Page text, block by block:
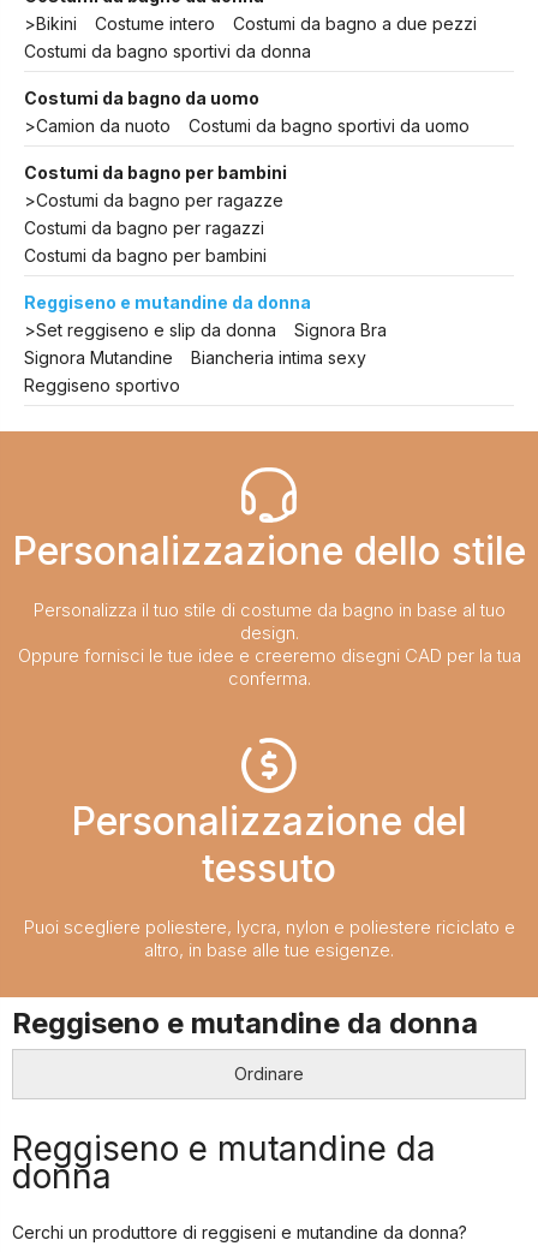
>Bikini Costume intero
Costumi da bagno a due pezzi
Costumi da bagno sportivi da donna
Costumi da bagno da uomo
>Camion da nuoto Costumi da bagno sportivi da uomo
Costumi da bagno per bambini
>Costumi da bagno per ragazze
Costumi da bagno per ragazzi
Costumi da bagno per bambini
Reggiseno e mutandine da donna
>Set reggiseno e slip da donna
Signora Bra
Signora Mutandine
Biancheria intima sexy
Reggiseno sportivo
Personalizzazione dello stile
Personalizza il tuo stile di costume da bagno in base al tuo
design.
Oppure fornisci le tue idee e creeremo disegni CAD per la tua
conferma.
Personalizzazione del
tessuto
Puoi scegliere poliestere, lycra, nylon e poliestere riciclato e
altro, in base alle tue esigenze.
Reggiseno e mutandine da donna
Ordinare
Reggiseno e mutandine da
donna
Cerchi un produttore di reggiseni e mutandine da donna?